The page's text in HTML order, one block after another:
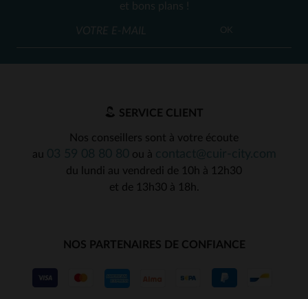
et bons plans !
OK
SERVICE CLIENT
Nos conseillers sont à votre écoute
au
ou à
du lundi au vendredi de 10h à 12h30
et de 13h30 à 18h.
NOS PARTENAIRES DE CONFIANCE